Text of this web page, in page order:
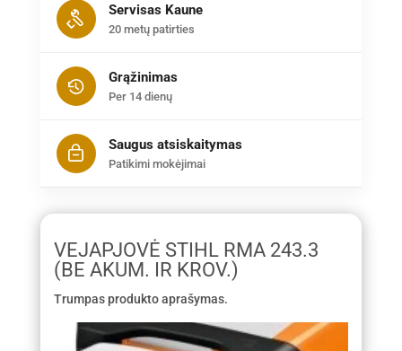
Servisas Kaune
20 metų patirties
Grąžinimas
Per 14 dienų
Saugus atsiskaitymas
Patikimi mokėjimai
VEJAPJOVĖ STIHL RMA 243.3
(BE AKUM. IR KROV.)
Trumpas produkto aprašymas.